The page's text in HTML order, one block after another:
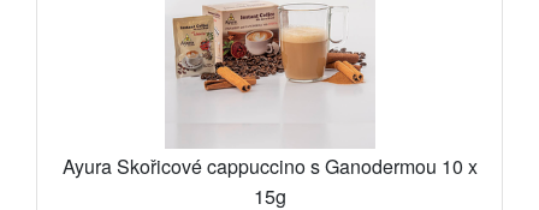
Ayura Skořicové cappuccino s Ganodermou 10 x
15g